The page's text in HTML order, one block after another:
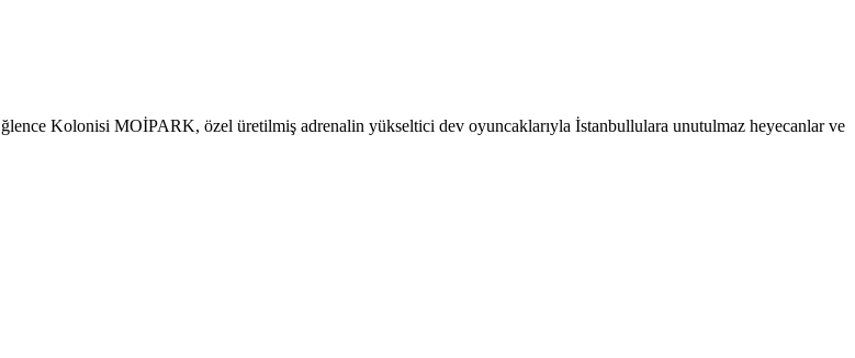
Kolonisi MOİPARK, özel üretilmiş adrenalin yükseltici dev oyuncaklarıyla İstanbullulara unutulmaz heyecanlar ve